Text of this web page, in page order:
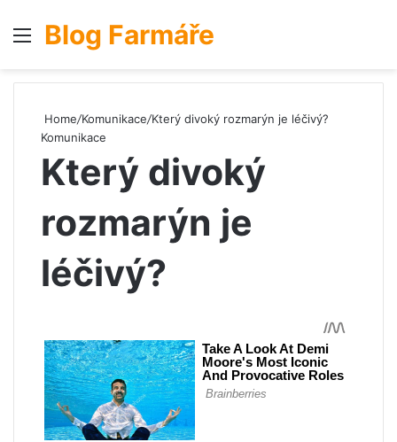
Menu
Blog Farmáře
Home/Komunikace/Který divoký rozmarýn je léčivý?
Komunikace
Který divoký
rozmarýn je
léčivý?